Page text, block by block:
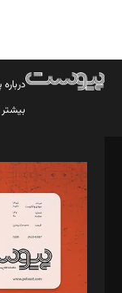
بیشتر
مدیر مسئول:
سردبیر: مهرک محمودی
دبیر تحریریه: میثم
د‌بیر ناداستان: سمانه
د‌بیر خدمت و تجارت:
د‌بیر حقوق فناوری: